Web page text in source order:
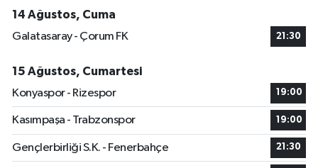
14 Ağustos, Cuma
Galatasaray - Çorum FK
21:30
15 Ağustos, Cumartesi
Konyaspor - Rizespor
19:00
Kasımpaşa - Trabzonspor 19:00
Gençlerbirliği S.K. - Fenerbahçe 21:30